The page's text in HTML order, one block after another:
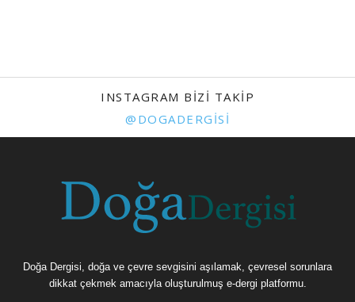
INSTAGRAM BIZI TAKIP
@DOGADERGISI
Doğa Dergisi, doğa ve çevre sevgisini aşılamak, çevresel sorunlara
dikkat çekmek amacıyla oluşturulmuş e-dergi platformu.